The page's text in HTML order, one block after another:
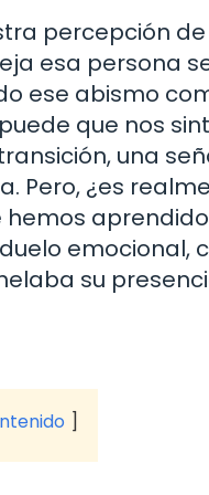
percepción de
esa persona
ese abismo
que nos
una
Pero, ¿es
aprendido
emocional,
su